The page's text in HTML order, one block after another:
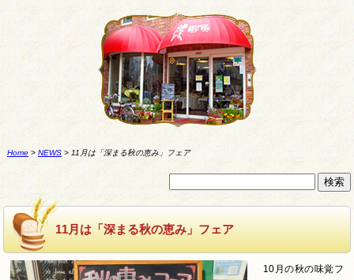
Home> NEWS> 11月は「深まる秋の恵み」フェア
11月は「深まる秋の恵み」フェア
10月の秋の味覚フ